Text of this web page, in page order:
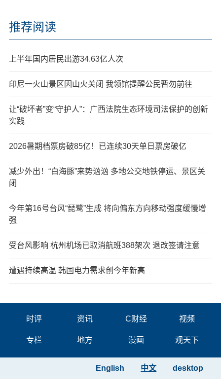
推荐阅读
上半年国内居民出游34.63亿人次
印尼一火山景区因山火关闭 我领馆提醒公民暂勿前往
让“破坏者”变“守护人”：广西法院生态环境司法保护的创新
实践
2026暑期档票房破85亿！已连续30天单日票房破亿
减少外出！“白海豚”来势汹汹 多地公交地铁停运、景区关
闭
今年第16号台风“琵鹭”生成 将向偏东方向移动强度缓慢增
强
受台风影响 杭州机场已取消航班388架次 退改签请注意
遭遇持续高温 韩国电力需求创今年新高
时评 资讯 C财经 视频
专栏 地方 漫画 观天下
desktop
中文
English